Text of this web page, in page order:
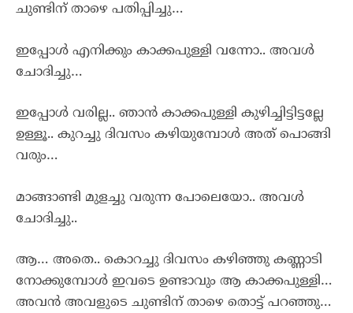
ചുണ്ടിന് താഴെ പതിപ്പിച്ചു…
ഇപ്പോൾ എനിക്കും കാക്കപുള്ളി വന്നോ.. അവൾ
ചോദിച്ചു…
ഇപ്പോൾ വരില്ല.. ഞാൻ കാക്കപുള്ളി കുഴിച്ചിട്ടിട്ടല്ലേ
ഉള്ളൂ.. കുറച്ചു ദിവസം കഴിയുമ്പോൾ അത് പൊങ്ങി
വരും…
മാങ്ങാണ്ടി മുളച്ചു വരുന്ന പോലെയോ.. അവൾ
ചോദിച്ചു..
ആ… അതെ.. കൊറച്ചു ദിവസം കഴിഞ്ഞു കണ്ണാടി
നോക്കുമ്പോൾ ഇവടെ ഉണ്ടാവും ആ കാക്കപുള്ളി…
അവൻ അവളുടെ ചുണ്ടിന് താഴെ തൊട്ട് പറഞ്ഞു…